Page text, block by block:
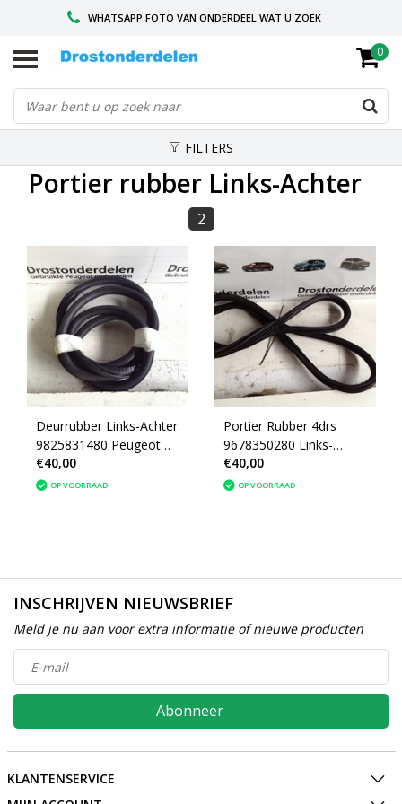
WHATSAPP FOTO VAN ONDERDEEL WAT U ZOEK
VOOR 16.00 BESTELD, VANDAAG VERZONDEN
GESPECIALISEERD PEUGEOT
0
FILTERS
Portier rubber Links-Achter
2
Deurrubber Links-Achter
9825831480 Peugeot
2008 II P24E
€40,00
OP VOORRAAD
Portier Rubber 4drs
9678350280 Links-
Achter Peugeot 2008
€40,00
OP VOORRAAD
INSCHRIJVEN NIEUWSBRIEF
Meld je nu aan voor extra informatie of nieuwe producten
Abonneer
KLANTENSERVICE